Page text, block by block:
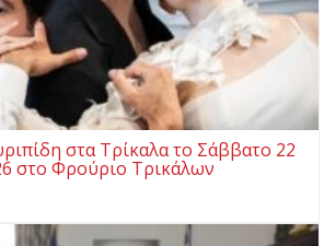
στα Τρίκαλα το Σάββατο 22
στο Φρούριο Τρικάλων